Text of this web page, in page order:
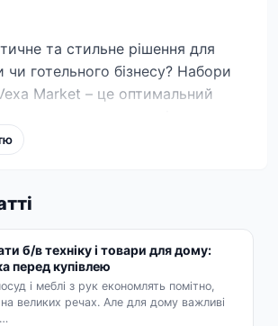
та стильне рішення для
чи готельного бізнесу? Набори
Market – це оптимальний
та привабливий
рушників:
поглинаючою здатністю, швидко
приємні на дотик. Ідеальні для
використання та для
залів.
б/в техніку і товари для дому:
перед купівлею
і меблі з рук економлять помітно,
великих речах. Але для дому важливі